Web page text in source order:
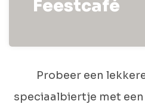
Feestcafé
Probeer een
speciaalbiertje met